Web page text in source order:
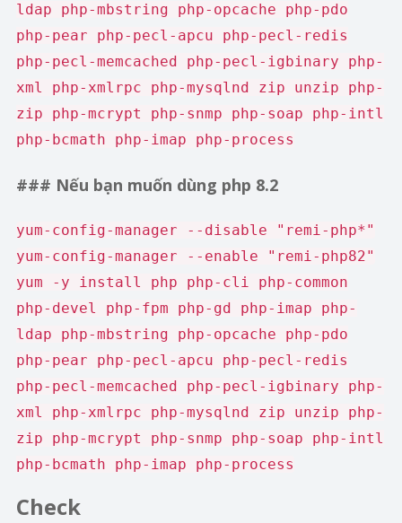
ldap php-mbstring php-opcache php-pdo
php-pear php-pecl-apcu php-pecl-redis
php-pecl-memcached php-pecl-igbinary php-
xml php-xmlrpc php-mysqlnd zip unzip php-
zip php-mcrypt php-snmp php-soap php-intl
php-bcmath php-imap php-process
### Nếu bạn muốn dùng php 8.2
yum-config-manager --disable "remi-php*"
yum-config-manager --enable "remi-php82"
yum -y install php php-cli php-common
php-devel php-fpm php-gd php-imap php-
ldap php-mbstring php-opcache php-pdo
php-pear php-pecl-apcu php-pecl-redis
php-pecl-memcached php-pecl-igbinary php-
xml php-xmlrpc php-mysqlnd zip unzip php-
zip php-mcrypt php-snmp php-soap php-intl
php-bcmath php-imap php-process
Check